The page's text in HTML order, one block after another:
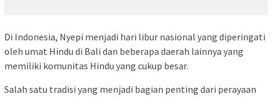
Di Indonesia, Nyepi menjadi hari libur nasional yang diperingati
oleh umat Hindu di Bali dan beberapa daerah lainnya yang
memiliki komunitas Hindu yang cukup besar.
Salah satu tradisi yang menjadi bagian penting dari perayaan